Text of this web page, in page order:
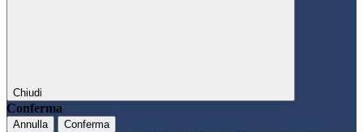
Chiudi
Conferma
Annulla Conferma